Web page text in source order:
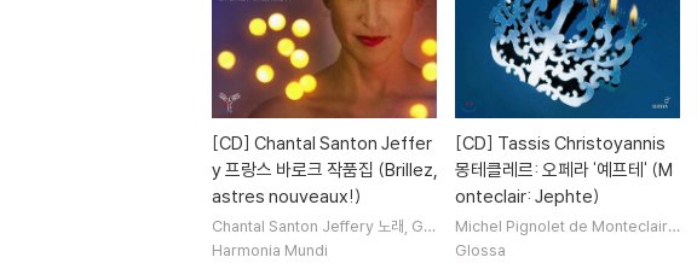
[CD] Chantal Santon Jeffer
y 프랑스 바로크 작품집 (Brillez,
astres nouveaux!)
Chantal Santon Jeffery 노래 Gy
orgy Vashegyi지휘
Harmonia Mundi
[CD] Tassis Christoyannis
몽테클레르: 오페라 '예프테' (M
onteclair: Jephte)
Michel Pignolet de Monteclair
작곡 Tassis Christoyannis
Glossa